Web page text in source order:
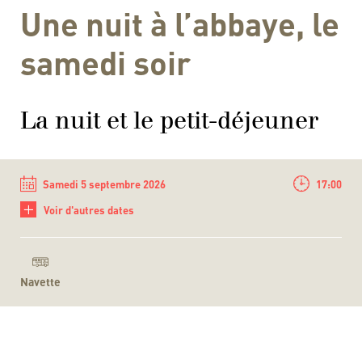
Une nuit à l’abbaye, le
samedi soir
La nuit et le petit-déjeuner
Samedi 5 septembre 2026 17:00
+ Voir d'autres dates
Navette